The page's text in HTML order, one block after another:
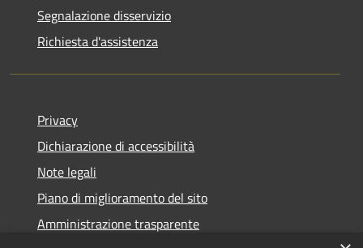
Segnalazione disservizio
Richiesta d'assistenza
Privacy
Dichiarazione di accessibilità
Note legali
Piano di miglioramento del sito
Amministrazione trasparente